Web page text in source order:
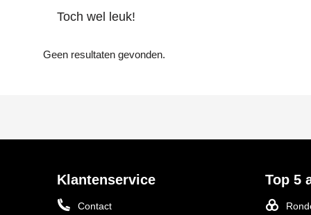
Toch wel leuk!
Geen resultaten gevonden.
Klantenservice
Contact
Top 5